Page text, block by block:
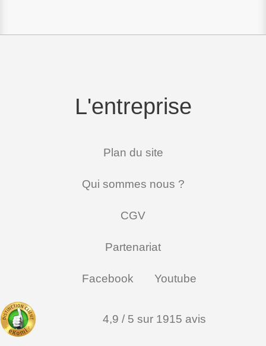
L'entreprise
Plan du site
Qui sommes nous ?
CGV
Partenariat
Facebook Youtube
4,9 / 5 sur 1915 avis